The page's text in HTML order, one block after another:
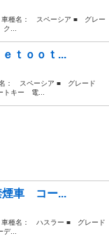
種名： スペーシア ■ グレー
...
ｔｏｏｔ...
： スペーシア ■ グレード
キー 電...
煙車 コー...
種名： ハスラー ■ グレード
...